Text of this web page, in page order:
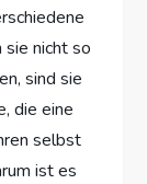
sie nicht so
sind sie
die eine
selbst
ist es